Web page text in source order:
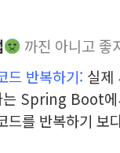
까진 아니고 좋
드 반복하기: 실제
Spring Boot에
드를 반복하기 보